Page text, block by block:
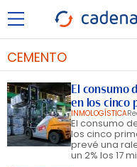
CEMENTO
El consumo
en los cinco
INMOLOGÍSTICA
El consumo
los cinco
prevé una
un 2% los 17